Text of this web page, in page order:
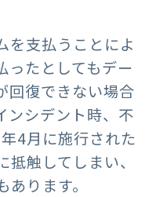
を支払うことによ
ったとしてもデー
回復できない場合
ンシデント時、不
4月に施行された
抵触してしまい、
ります。